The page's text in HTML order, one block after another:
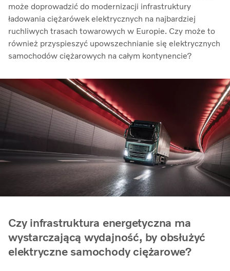
może doprowadzić do modernizacji infrastruktury
ładowania ciężarówek elektrycznych na najbardziej
ruchliwych trasach towarowych w Europie. Czy może to
również przyspieszyć upowszechnianie się elektrycznych
samochodów ciężarowych na całym kontynencie?
Czy infrastruktura energetyczna ma
wystarczającą wydajność, by obsłużyć
elektryczne samochody ciężarowe?